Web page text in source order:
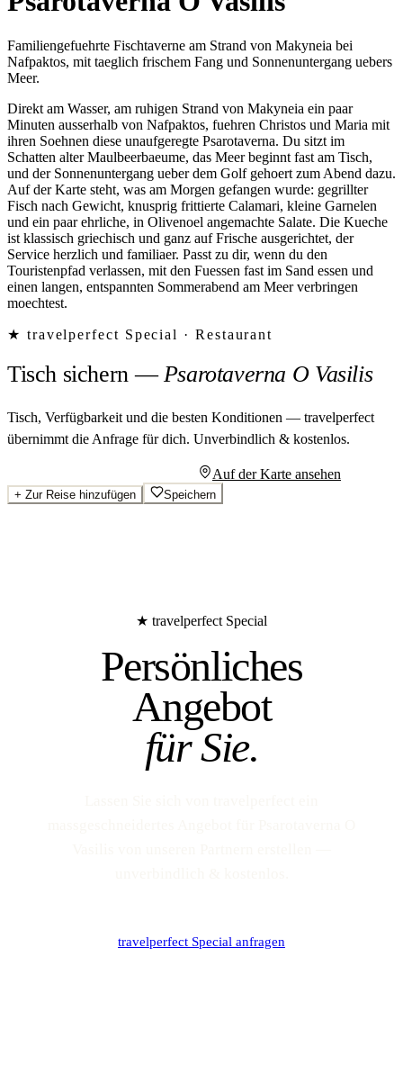
Familiengefuehrte Fischtaverne am Strand von Makyneia bei
Nafpaktos, mit taeglich frischem Fang und Sonnenuntergang uebers
Meer.
Direkt am Wasser, am ruhigen Strand von Makyneia ein paar
Minuten ausserhalb von Nafpaktos, fuehren Christos und Maria mit
ihren Soehnen diese unaufgeregte Psarotaverna. Du sitzt im
Schatten alter Maulbeerbaeume, das Meer beginnt fast am Tisch,
und der Sonnenuntergang ueber dem Golf gehoert zum Abend dazu.
Auf der Karte steht, was am Morgen gefangen wurde: gegrillter
Fisch nach Gewicht, knusprig frittierte Calamari, kleine Garnelen
und ein paar ehrliche, in Olivenoel angemachte Salate. Die Kueche
ist klassisch griechisch und ganz auf Frische ausgerichtet, der
Service herzlich und familiaer. Passt zu dir, wenn du den
Touristenpfad verlassen, mit den Fuessen fast im Sand essen und
einen langen, entspannten Sommerabend am Meer verbringen
moechtest.
★ travelperfect Special · Restaurant
Tisch sichern—Psarotaverna O Vasilis
Tisch, Verfügbarkeit und die besten Konditionen — travelperfect
übernimmt die Anfrage für dich. Unverbindlich & kostenlos.
Auf der Karte ansehen
+ Zur Reise hinzufügen Speichern
★ travelperfect Special
Persönliches
Angebot
für Sie.
travelperfect Special anfragen